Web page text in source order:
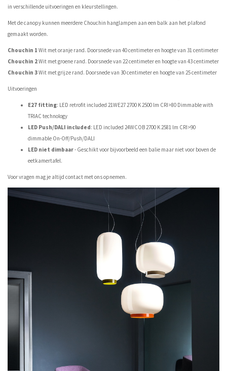
in verschillende uitvoeringen en kleurstellingen.
Met decanopy kunnen meerdere Chouchin hanglampen aan een balk aan het plafond
gemaakt worden.
Chouchin 1 Wit met oranje rand. Doorsnede van 40 centimeter en hoogte van 31 centimeter
Chouchin 2Wit met groene rand. Doorsnede van 22 centimeter en hoogte van 43 centimeter
Chouchin 3Wit met grijze rand. Doorsnede van 30 centimeter en hoogte van 25 centimeter
Uitvoeringen
E27 fitting: LED retrofit included 21WE27 2700 K 2500 lm CRI>80 Dimmable with
TRIAC technology
LED Push/DALI included: LED included 24WCOB 2700 K 2581 lm CRI>90
dimmable On-Off/Push/DALI
LED niet dimbaar- Geschikt voor bijvoorbeeld een balie maar niet voor boven de
eetkamertafel.
Voor vragen mag je altijd contact met ons opnemen.